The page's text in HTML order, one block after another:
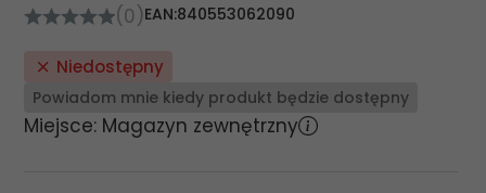
(0)EAN:840553062090
Niedostępny
Powiadom mnie kiedy produkt będzie dostępny
Miejsce: Magazyn zewnętrzny